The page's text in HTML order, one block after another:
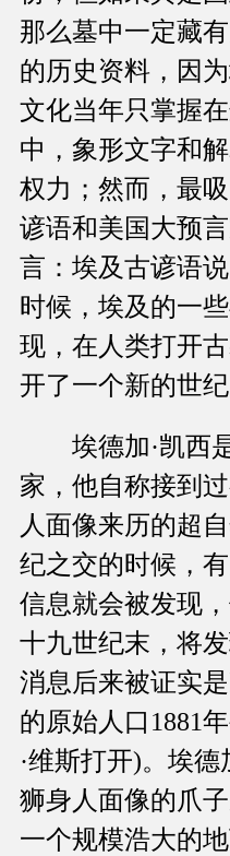
那么墓中一定藏
的历史资料，因
文化当年只掌握
中，象形文字和
权力；然而，最
谚语和美国大预
言：埃及古谚语
时候，埃及的一
现，在人类打开
开了一个新的世纪
埃德加·凯西是
家，他自称接到
人面像来历的超
纪之交的时候，
信息就会被发现
十九世纪末，将
消息后来被证实
的原始人口1881
·维斯打开)。埃
狮身人面像的爪
一个规模浩大的